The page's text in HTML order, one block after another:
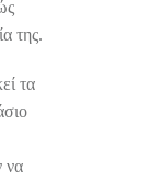
της.
τα
να